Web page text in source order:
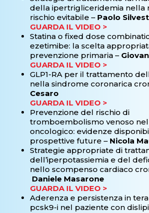
della ipertrigliceridemia nella
rischio evitabile – Paolo
GUARDA IL VIDEO >
Statina o fixed dose
ezetimibe: la scelta
prevenzione primaria –
GUARDA IL VIDEO >
GLP1-RA per il trattamento
nella sindrome coronarica
Cesaro
GUARDA IL VIDEO >
Prevenzione del rischio di
tromboembolismo venoso
oncologico: evidenze
prospettive future – Nicola
Strategie appropriate di
dell’iperpotassiemia e del
nello scompenso cardiaco
Daniele Masarone
GUARDA IL VIDEO >
Aderenza e persistenza in
pcsk9-i nel paziente con